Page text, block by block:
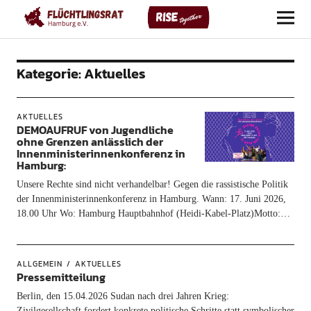
Flüchtlingsrat Hamburg e. V.
Kategorie:Aktuelles
AKTUELLES
DEMOAUFRUF von Jugendliche
ohne Grenzen anlässlich der
Innenministerinnenkonferenz in
Hamburg:
Unsere Rechte sind nicht verhandelbar! Gegen die rassistische Politik
der Innenministerinnenkonferenz in Hamburg. Wann: 17. Juni 2026,
18.00 Uhr Wo: Hamburg Hauptbahnhof (Heidi-Kabel-Platz)Motto:…
ALLGEMEIN AKTUELLES
Pressemitteilung
Berlin, den 15.04.2026 Sudan nach drei Jahren Krieg: